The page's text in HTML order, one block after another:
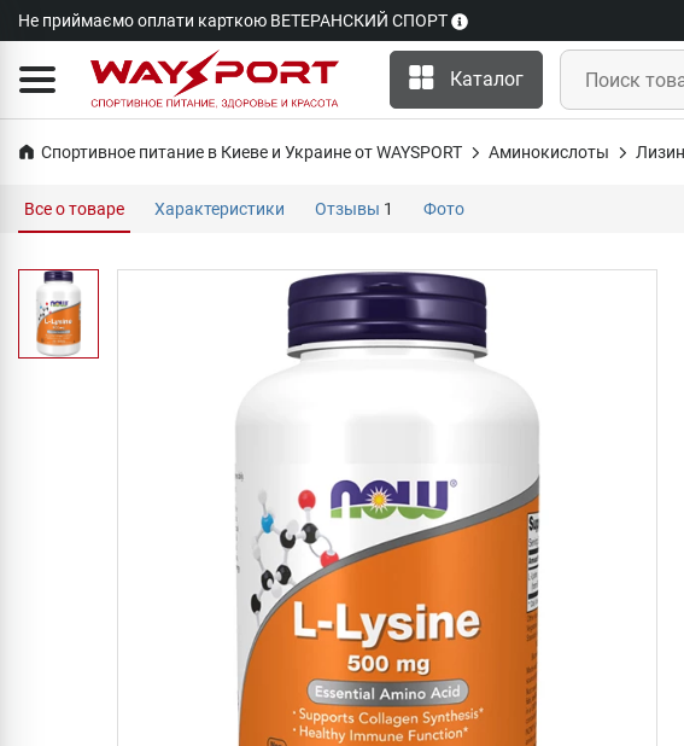
Не приймаємо оплати карткою ВЕТЕРАНСКИЙ СПОРТ
Каталог
Спортивное питание в Киеве и Украине от WAYSPORT Аминокислоты Лизин
Все о товаре Характеристики Отзывы 1 Фото